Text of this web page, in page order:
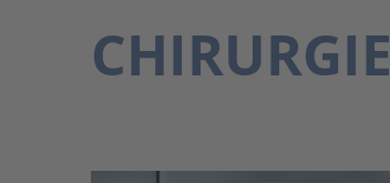
CHIRURGIE